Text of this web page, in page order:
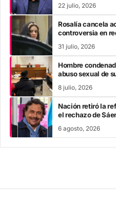
22 julio, 2026
Rosalía cancela
controversia en
31 julio, 2026
Hombre
abuso sexual de
8 julio, 2026
Nación retiró la
el rechazo de
6 agosto, 2026